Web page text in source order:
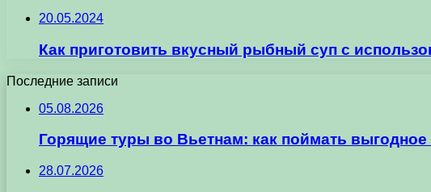
20.05.2024
Как приготовить вкусный рыбный суп с
Последние записи
05.08.2026
Горящие туры во Вьетнам: как поймать
28.07.2026